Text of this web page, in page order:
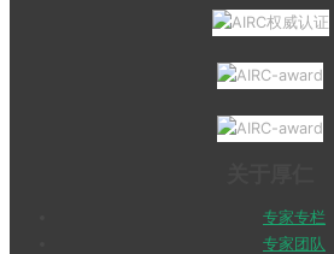
专家专栏
专家团队